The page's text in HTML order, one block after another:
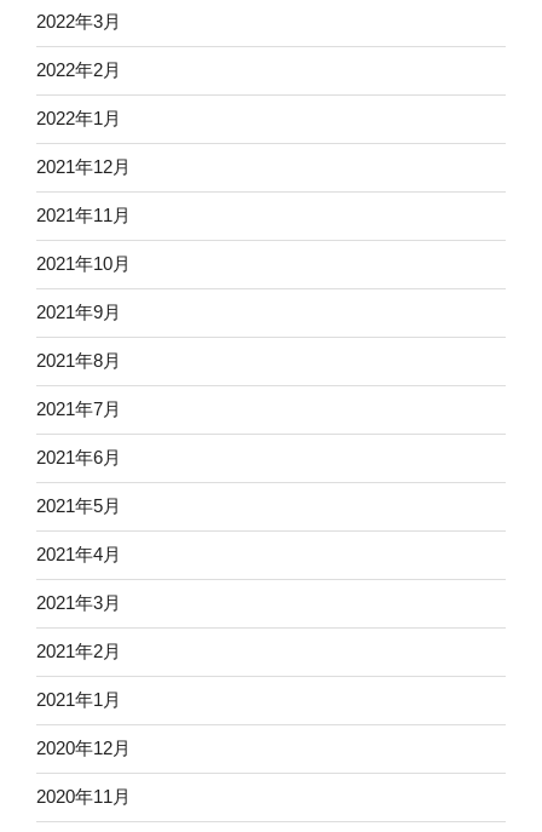
2022年3月
2022年2月
2022年1月
2021年12月
2021年11月
2021年10月
2021年9月
2021年8月
2021年7月
2021年6月
2021年5月
2021年4月
2021年3月
2021年2月
2021年1月
2020年12月
2020年11月